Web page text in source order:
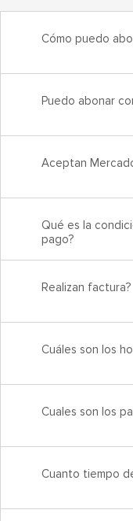
Cómo puedo
Puedo abonar
Aceptan
Qué es la
pago?
Realizan factura?
Cuáles son los
Cuales son los
Cuanto tiempo